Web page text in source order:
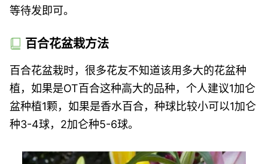
等待发即可。
百合花盆栽方法
百合花盆栽时，很多花友不知道该用多大的花盆种
植，如果是OT百合这种高大的品种，个人建议1加仑
盆种植1颗，如果是香水百合，种球比较小可以1加仑
种3-4球，2加仑种5-6球。